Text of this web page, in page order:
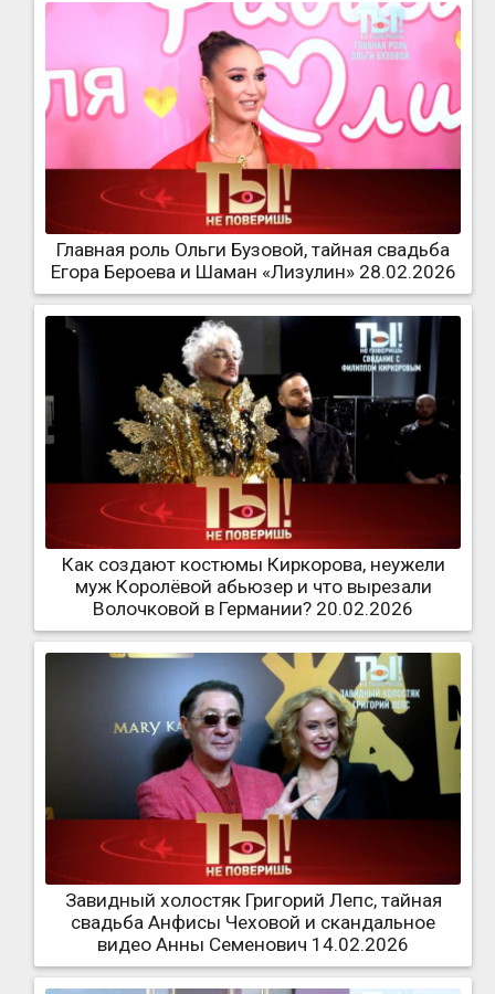
Главная роль Ольги Бузовой, тайная свадьба
Егора Бероева и Шаман «Лизулин» 28.02.2026
Как создают костюмы Киркорова, неужели
муж Королёвой абьюзер и что вырезали
Волочковой в Германии? 20.02.2026
Завидный холостяк Григорий Лепс, тайная
свадьба Анфисы Чеховой и скандальное
видео Анны Семенович 14.02.2026